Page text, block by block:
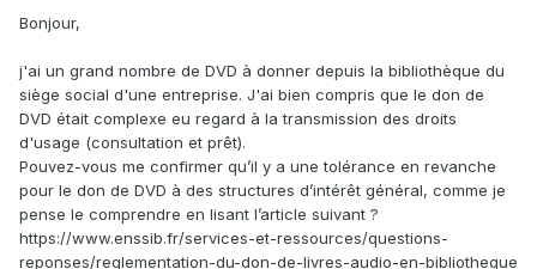
Bonjour,
j'ai un grand nombre de DVD à donner depuis la bibliothèque du
siège social d'une entreprise. J'ai bien compris que le don de
DVD était complexe eu regard à la transmission des droits
d'usage (consultation et prêt).
Pouvez-vous me confirmer qu’il y a une tolérance en revanche
pour le don de DVD à des structures d’intérêt général, comme je
pense le comprendre en lisant l’article suivant ?
https://www.enssib.fr/services-et-ressources/questions-
reponses/reglementation-du-don-de-livres-audio-en-bibliotheque